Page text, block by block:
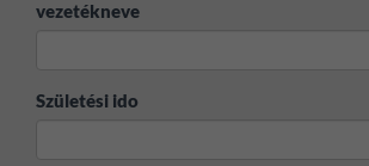
vezetékneve
Születési ido